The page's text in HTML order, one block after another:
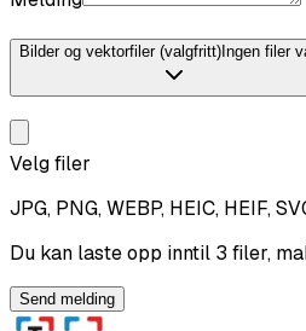
Bilder og vektorfiler (valgfritt) Ingen filer
Velg filer
JPG, PNG, WEBP, HEIC, HEIF,
Du kan laste opp inntil 3 filer,
Send melding